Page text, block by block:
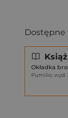
Dostępne
Okładka
Pumilio, wyd.